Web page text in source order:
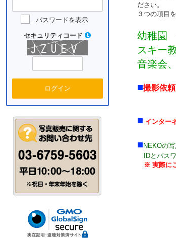
パスワードを表示
セキュリティコード
ログイン
ださい。
３つの項目
幼稚園
スキー
音楽会
■撮影依
■ インター
■NEKOの
IDとパスワ
※ 実際に